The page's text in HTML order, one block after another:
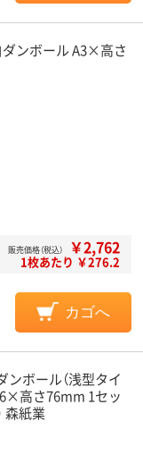
ダンボール A3×高さ
販売価格（税込） ￥2,762
1枚あたり ￥276.2
カゴへ
ンボール（浅型タイ
高さ76mm 1セッ
森紙業